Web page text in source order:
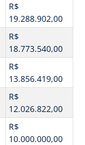
R$
19.288.902,00
R$
18.773.540,00
R$
13.856.419,00
R$
12.026.822,00
R$
10.000.000,00